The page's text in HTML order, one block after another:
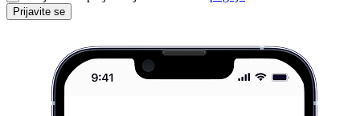
Prijavite se